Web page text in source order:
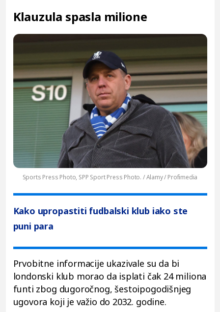
Klauzula spasla milione
Sports Press Photo, SPP Sport Press Photo. / Alamy / Profimedia
Kako upropastiti fudbalski klub iako ste
puni para
Prvobitne informacije ukazivale su da bi
londonski klub morao da isplati čak 24 miliona
funti zbog dugoročnog, šestoipogodišnjeg
ugovora koji je važio do 2032. godine.